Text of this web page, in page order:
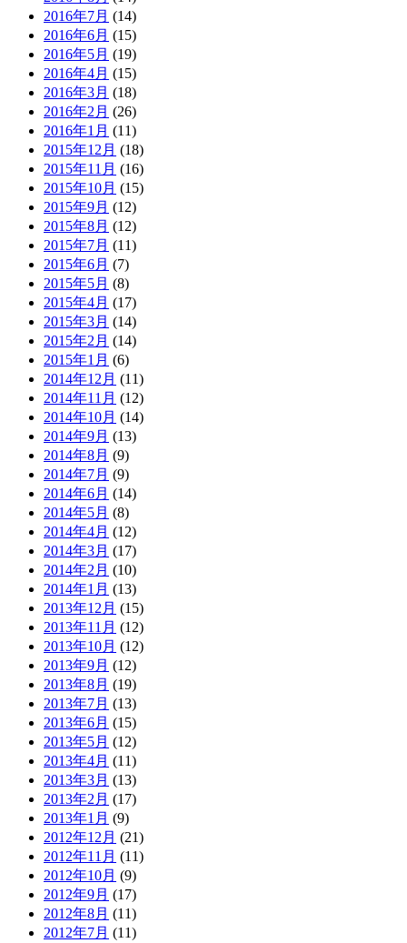
2016年7月 (14)
2016年6月 (15)
2016年5月 (19)
2016年4月 (15)
2016年3月 (18)
2016年2月 (26)
2016年1月 (11)
2015年12月 (18)
2015年11月 (16)
2015年10月 (15)
2015年9月 (12)
2015年8月 (12)
2015年7月 (11)
2015年6月 (7)
2015年5月 (8)
2015年4月 (17)
2015年3月 (14)
2015年2月 (14)
2015年1月 (6)
2014年12月 (11)
2014年11月 (12)
2014年10月 (14)
2014年9月 (13)
2014年8月 (9)
2014年7月 (9)
2014年6月 (14)
2014年5月 (8)
2014年4月 (12)
2014年3月 (17)
2014年2月 (10)
2014年1月 (13)
2013年12月 (15)
2013年11月 (12)
2013年10月 (12)
2013年9月 (12)
2013年8月 (19)
2013年7月 (13)
2013年6月 (15)
2013年5月 (12)
2013年4月 (11)
2013年3月 (13)
2013年2月 (17)
2013年1月 (9)
2012年12月 (21)
2012年11月 (11)
2012年10月 (9)
2012年9月 (17)
2012年8月 (11)
2012年7月 (11)